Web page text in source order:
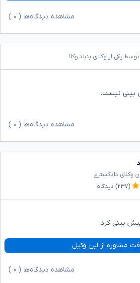
مشاهده دیدگاه‌ها ( ۰
یکی از وکلای بنیاد وکلا
بینی نیست.
مشاهده دیدگاه‌ها ( ۰
وکلای دادگستری
(۲۳۷) دیدگاه
بینی کرد.
مشاوره از این وکیل
مشاهده دیدگاه‌ها ( ۰